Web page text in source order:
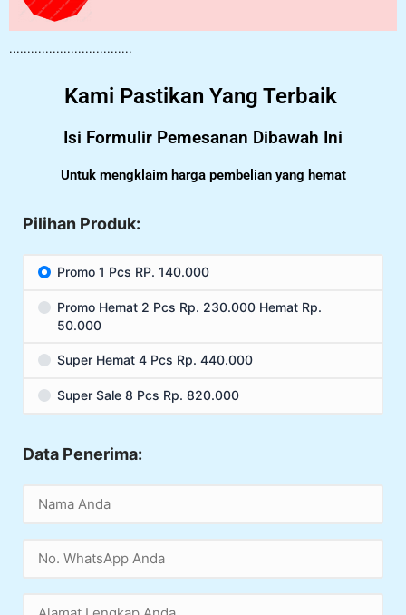
..................................
Kami Pastikan Yang Terbaik
Isi Formulir Pemesanan Dibawah Ini
Untuk mengklaim harga pembelian yang hemat
Pilihan Produk:
Promo 1 Pcs RP. 140.000
Promo Hemat 2 Pcs Rp. 230.000 Hemat Rp.
50.000
Super Hemat 4 Pcs Rp. 440.000
Super Sale 8 Pcs Rp. 820.000
Data Penerima: